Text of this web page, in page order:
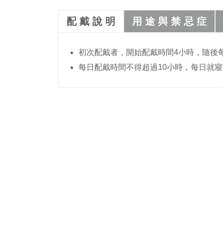
配 戴 說 明 用 途 與 禁 忌 症
初次配戴者，開始配戴時間4小時，隨後
每日配戴時間不得超過10小時，每日就寢